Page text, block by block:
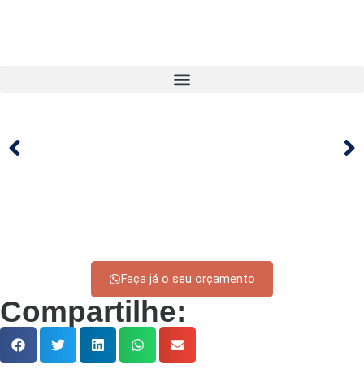
Faça já o seu orçamento
Compartilhe: